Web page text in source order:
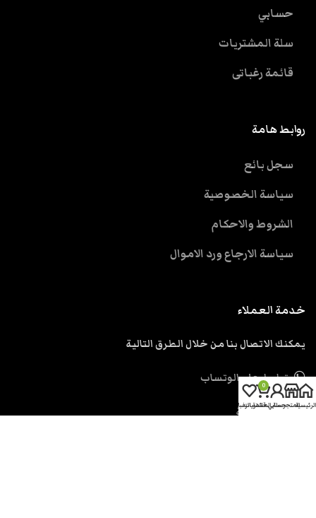
حسابي
سلة المشتريات
قائمة رغباتى
روابط هامة
سجل بائع
سياسة الخصوصية
الشروط والاحكام
سياسة الارجاع ورد الاموال
خدمة العملاء
يمكنك الاتصال بنا من خلال الطرق التالية
تواصل علي الوتساب
ارسل رسالة الرئيسيةالمتجرحسابي
0
سلة المشتريات
قائمة الرغبات